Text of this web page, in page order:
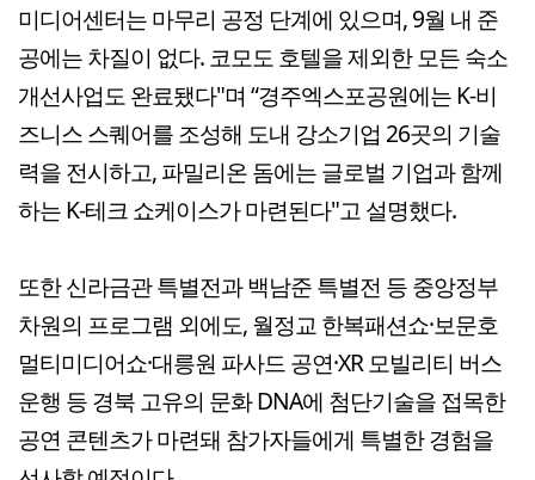
미디어센터는 마무리 공정 단계에 있으며, 9월 내 준
공에는 차질이 없다. 코모도 호텔을 제외한 모든 숙소
개선사업도 완료됐다"며 “경주엑스포공원에는 K-비
즈니스 스퀘어를 조성해 도내 강소기업 26곳의 기술
력을 전시하고, 파밀리온 돔에는 글로벌 기업과 함께
하는 K-테크 쇼케이스가 마련된다"고 설명했다.
또한 신라금관 특별전과 백남준 특별전 등 중앙정부
차원의 프로그램 외에도, 월정교 한복패션쇼·보문호
멀티미디어쇼·대릉원 파사드 공연·XR 모빌리티 버스
운행 등 경북 고유의 문화 DNA에 첨단기술을 접목한
공연 콘텐츠가 마련돼 참가자들에게 특별한 경험을